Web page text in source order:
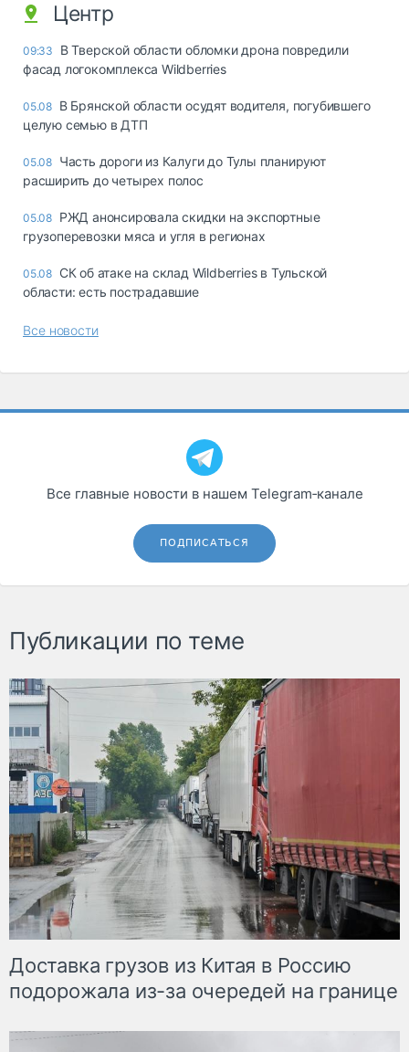
Центр
09:33
В Тверской области обломки дрона повредили
фасад логокомплекса Wildberries
05.08 В Брянской области осудят водителя, погубившего
целую семью в ДТП
05.08 Часть дороги из Калуги до Тулы планируют
расширить до четырех полос
05.08 РЖД анонсировала скидки на экспортные
грузоперевозки мяса и угля в регионах
05.08 СК об атаке на склад Wildberries в Тульской
области: есть пострадавшие
Все новости
Все главные новости в нашем Telegram‑канале
ПОДПИСАТЬСЯ
Публикации по теме
Доставка грузов из Китая в Россию
подорожала из-за очередей на границе